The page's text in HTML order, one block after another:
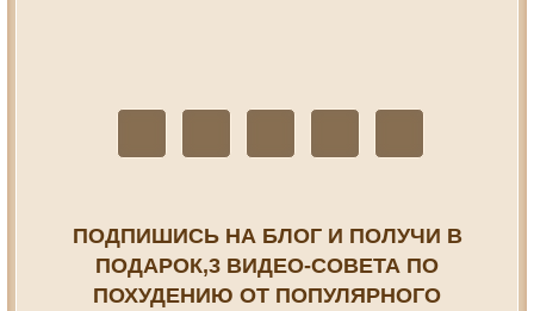
ПОДПИШИСЬ НА БЛОГ И ПОЛУЧИ В
ПОДАРОК,3 ВИДЕО-СОВЕТА ПО
ПОХУДЕНИЮ ОТ ПОПУЛЯРНОГО